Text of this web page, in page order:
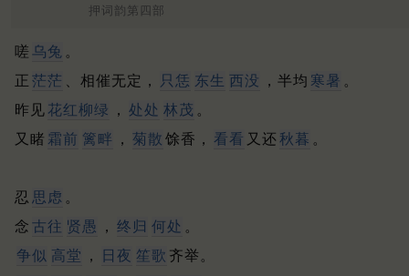
押词韵第四部
嗟 乌兔 。
正 茫茫 、相催无定， 只恁 东生 西没 ，半均 寒暑 。
昨见 花红柳绿 ， 处处 林茂 。
又睹 霜前 篱畔 ， 菊散 馀香， 看看 又还 秋暮 。
忍 思虑 。
念 古往 贤愚 ， 终归 何处 。
争似 高堂 ， 日夜 笙歌 齐举。